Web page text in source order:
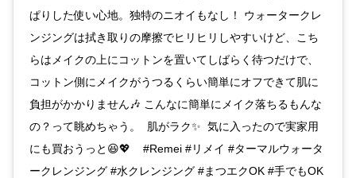
ぱりした使い心地。独特のニオイもなし！ ウォータークレ
ンジングは拭き取りの摩擦でヒリヒリしやすいけど、こち
らはメイクの上にコットンを置いてしばらく待つだけで、
コットン側にメイクがうつるくらい簡単にオフできて肌に
負担がかかりません🎶 こんなに簡単にメイク落ちるもんな
の？って眺めちゃう。 肌がラク✨ 気に入ったので実家用
にも買おうっと😆💖 #Remei #リメイ #ターマルウォータ
ークレンジング #水クレンジング #まつエクOK #手でもOK